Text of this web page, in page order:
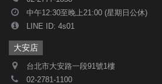
中午12:30至晚上21:00 (星期日公休)
LINE ID: 4s01
大安店
台北市大安路一段91號1樓
02-2781-1100